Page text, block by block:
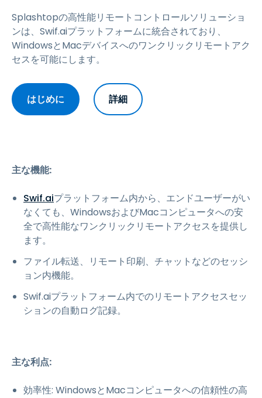
Splashtopの高性能リモートコントロールソリューショ
ンは、Swif.aiプラットフォームに統合されており、
WindowsとMacデバイスへのワンクリックリモートアク
セスを可能にします。
はじめに 詳細
主な機能:
Swif.aiプラットフォーム内から、エンドユーザーがい
なくても、WindowsおよびMacコンピュータへの安
全で高性能なワンクリックリモートアクセスを提供し
ます。
ファイル転送、リモート印刷、チャットなどのセッシ
ョン内機能。
Swif.aiプラットフォーム内でのリモートアクセスセッ
ションの自動ログ記録。
主な利点:
効率性: WindowsとMacコンピュータへの信頼性の高